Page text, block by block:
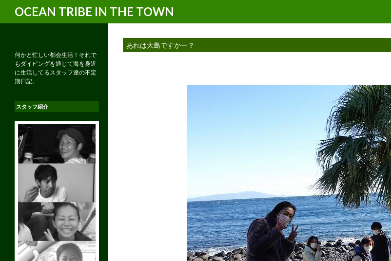
OCEAN TRIBE IN THE TOWN
あれは大島ですかー？
何かと忙しい都会生活！それで
もダイビングを通じて海を身近
に生活してるスタッフ達の不定
期日記。
スタッフ紹介